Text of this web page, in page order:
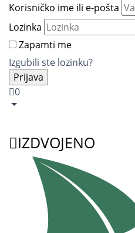
Korisničko ime ili e-pošta
Lozinka
Zapamti me
Izgubili ste lozinku?
0
IZDVOJENO